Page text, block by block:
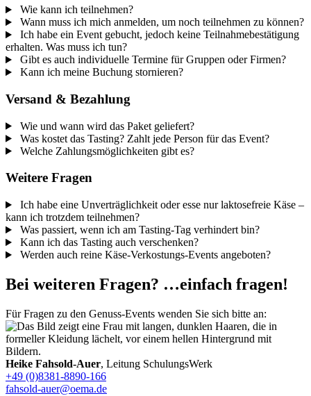
Wie kann ich teilnehmen?
Wann muss ich mich anmelden, um noch teilnehmen zu können?
Ich habe ein Event gebucht, jedoch keine Teilnahmebestätigung
erhalten. Was muss ich tun?
Gibt es auch individuelle Termine für Gruppen oder Firmen?
Kann ich meine Buchung stornieren?
Versand & Bezahlung
Wie und wann wird das Paket geliefert?
Was kostet das Tasting? Zahlt jede Person für das Event?
Welche Zahlungsmöglichkeiten gibt es?
Weitere Fragen
Ich habe eine Unverträglichkeit oder esse nur laktosefreie Käse –
kann ich trotzdem teilnehmen?
Was passiert, wenn ich am Tasting-Tag verhindert bin?
Kann ich das Tasting auch verschenken?
Werden auch reine Käse-Verkostungs-Events angeboten?
Bei weiteren Fragen? …einfach fragen!
Für Fragen zu den Genuss-Events wenden Sie sich bitte an:
Heike Fahsold-Auer, Leitung SchulungsWerk
+49 (0)8381-8890-166
fahsold-auer@oema.de